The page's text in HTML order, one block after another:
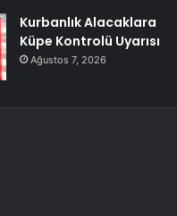
Kurbanlık Alacaklara
Küpe Kontrolü Uyarısı
Ağustos 7, 2026